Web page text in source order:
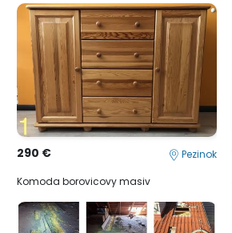
290 € Pezinok
Komoda borovicovy masiv